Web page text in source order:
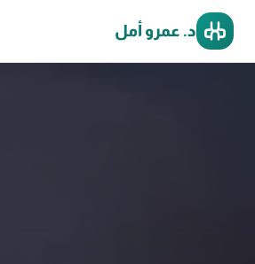
د. عمرو أمل